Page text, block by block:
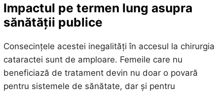
Impactul pe termen lung asupra
sănătății publice
Consecințele acestei inegalități în accesul la chirurgia
cataractei sunt de amploare. Femeile care nu
beneficiază de tratament devin nu doar o povară
pentru sistemele de sănătate, dar și pentru